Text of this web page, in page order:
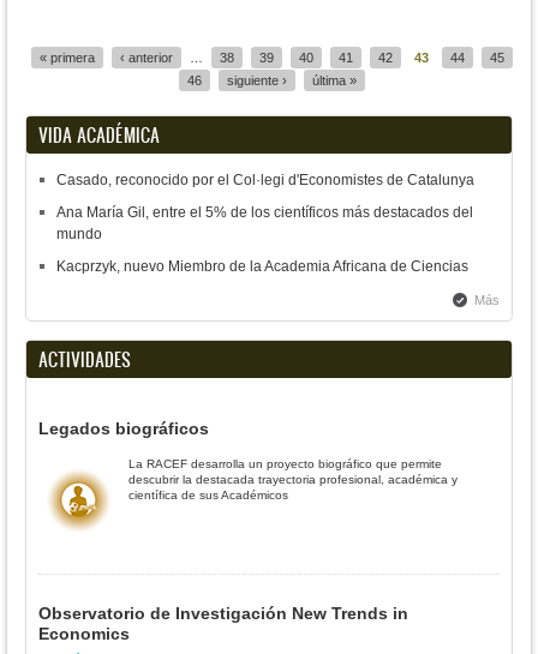
« primera ‹ anterior 38 39 40 41 42 43 44
45
46
siguiente › última »
VIDA ACADÉMICA
Casado, reconocido por el Col·legi d'Economistes de Catalunya
Ana María Gil, entre el 5% de los científicos más destacados del
mundo
Kacprzyk, nuevo Miembro de la Academia Africana de Ciencias
Más
ACTIVIDADES
Legados biográficos
La RACEF desarrolla un proyecto biográfico que permite
descubrir la destacada trayectoria profesional, académica y
científica de sus Académicos
Observatorio de Investigación New Trends in
Economics